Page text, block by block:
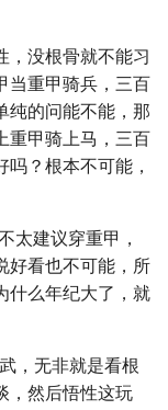
，没根骨就不能习
当重甲骑兵，三百
纯的问能不能，那
重甲骑上马，三百
？根本不可能，
太建议穿重甲，
好看也不可能，所
什么年纪大了，就
，无非就是看根
，然后悟性这玩